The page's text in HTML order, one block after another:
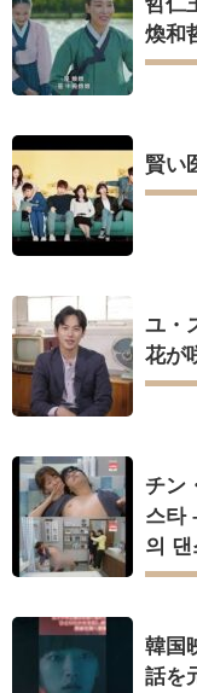
Powered by
煥和
賢い
ユ・
花が
チン
스타
의
韓国
話を